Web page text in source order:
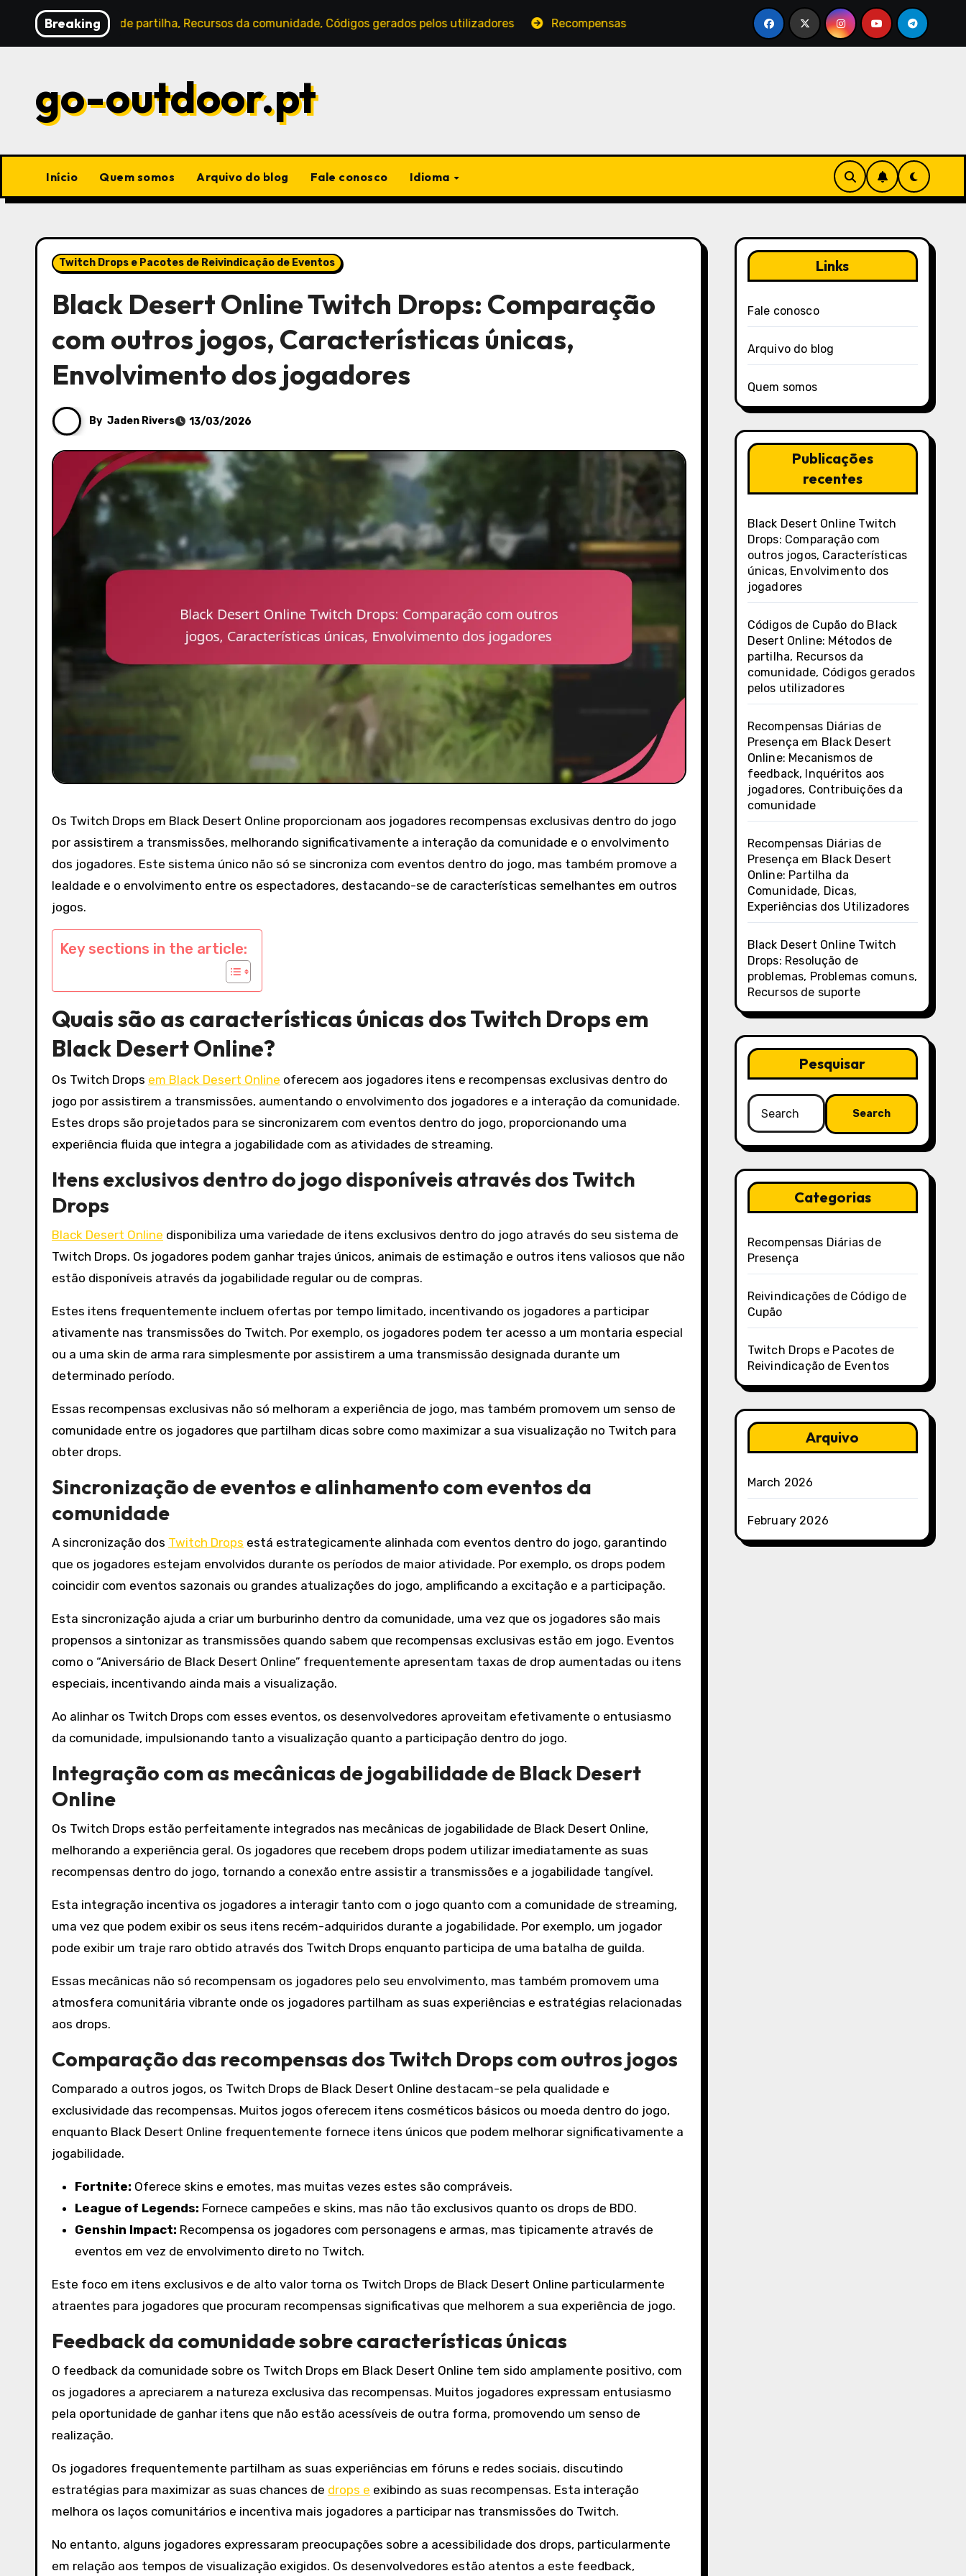
content
Breaking
de partilha, Recursos da comunidade, Códigos gerados pelos utilizadores Recompensas Diárias de Presença em Black Desert Online: Mecanismos de feedback,
go-outdoor.pt
Início Quem somos Arquivo do blog Fale conosco Idioma
Twitch Drops e Pacotes de Reivindicação de Eventos
Black Desert Online Twitch Drops: Comparação
com outros jogos, Características únicas,
Envolvimento dos jogadores
By Jaden Rivers 13/03/2026
Os Twitch Drops em Black Desert Online proporcionam aos jogadores recompensas exclusivas dentro do jogo
por assistirem a transmissões, melhorando significativamente a interação da comunidade e o envolvimento
dos jogadores. Este sistema único não só se sincroniza com eventos dentro do jogo, mas também promove a
lealdade e o envolvimento entre os espectadores, destacando-se de características semelhantes em outros
jogos.
Key sections in the article:
Quais são as características únicas dos Twitch Drops em
Black Desert Online?
Os Twitch Drops em Black Desert Online oferecem aos jogadores itens e recompensas exclusivas dentro do
jogo por assistirem a transmissões, aumentando o envolvimento dos jogadores e a interação da comunidade.
Estes drops são projetados para se sincronizarem com eventos dentro do jogo, proporcionando uma
experiência fluida que integra a jogabilidade com as atividades de streaming.
Itens exclusivos dentro do jogo disponíveis através dos Twitch
Drops
Black Desert Online disponibiliza uma variedade de itens exclusivos dentro do jogo através do seu sistema de
Twitch Drops. Os jogadores podem ganhar trajes únicos, animais de estimação e outros itens valiosos que não
estão disponíveis através da jogabilidade regular ou de compras.
Estes itens frequentemente incluem ofertas por tempo limitado, incentivando os jogadores a participar
ativamente nas transmissões do Twitch. Por exemplo, os jogadores podem ter acesso a um montaria especial
ou a uma skin de arma rara simplesmente por assistirem a uma transmissão designada durante um
determinado período.
Essas recompensas exclusivas não só melhoram a experiência de jogo, mas também promovem um senso de
comunidade entre os jogadores que partilham dicas sobre como maximizar a sua visualização no Twitch para
obter drops.
Sincronização de eventos e alinhamento com eventos da
comunidade
A sincronização dos Twitch Drops está estrategicamente alinhada com eventos dentro do jogo, garantindo
que os jogadores estejam envolvidos durante os períodos de maior atividade. Por exemplo, os drops podem
coincidir com eventos sazonais ou grandes atualizações do jogo, amplificando a excitação e a participação.
Esta sincronização ajuda a criar um burburinho dentro da comunidade, uma vez que os jogadores são mais
propensos a sintonizar as transmissões quando sabem que recompensas exclusivas estão em jogo. Eventos
como o “Aniversário de Black Desert Online” frequentemente apresentam taxas de drop aumentadas ou itens
especiais, incentivando ainda mais a visualização.
Ao alinhar os Twitch Drops com esses eventos, os desenvolvedores aproveitam efetivamente o entusiasmo
da comunidade, impulsionando tanto a visualização quanto a participação dentro do jogo.
Integração com as mecânicas de jogabilidade de Black Desert
Online
Os Twitch Drops estão perfeitamente integrados nas mecânicas de jogabilidade de Black Desert Online,
melhorando a experiência geral. Os jogadores que recebem drops podem utilizar imediatamente as suas
recompensas dentro do jogo, tornando a conexão entre assistir a transmissões e a jogabilidade tangível.
Esta integração incentiva os jogadores a interagir tanto com o jogo quanto com a comunidade de streaming,
uma vez que podem exibir os seus itens recém-adquiridos durante a jogabilidade. Por exemplo, um jogador
pode exibir um traje raro obtido através dos Twitch Drops enquanto participa de uma batalha de guilda.
Essas mecânicas não só recompensam os jogadores pelo seu envolvimento, mas também promovem uma
atmosfera comunitária vibrante onde os jogadores partilham as suas experiências e estratégias relacionadas
aos drops.
Comparação das recompensas dos Twitch Drops com outros jogos
Comparado a outros jogos, os Twitch Drops de Black Desert Online destacam-se pela qualidade e
exclusividade das recompensas. Muitos jogos oferecem itens cosméticos básicos ou moeda dentro do jogo,
enquanto Black Desert Online frequentemente fornece itens únicos que podem melhorar significativamente a
jogabilidade.
Fortnite: Oferece skins e emotes, mas muitas vezes estes são compráveis.
League of Legends: Fornece campeões e skins, mas não tão exclusivos quanto os drops de BDO.
Genshin Impact: Recompensa os jogadores com personagens e armas, mas tipicamente através de
eventos em vez de envolvimento direto no Twitch.
Este foco em itens exclusivos e de alto valor torna os Twitch Drops de Black Desert Online particularmente
atraentes para jogadores que procuram recompensas significativas que melhorem a sua experiência de jogo.
Feedback da comunidade sobre características únicas
O feedback da comunidade sobre os Twitch Drops em Black Desert Online tem sido amplamente positivo, com
os jogadores a apreciarem a natureza exclusiva das recompensas. Muitos jogadores expressam entusiasmo
pela oportunidade de ganhar itens que não estão acessíveis de outra forma, promovendo um senso de
realização.
Os jogadores frequentemente partilham as suas experiências em fóruns e redes sociais, discutindo
estratégias para maximizar as suas chances de drops e exibindo as suas recompensas. Esta interação
melhora os laços comunitários e incentiva mais jogadores a participar nas transmissões do Twitch.
No entanto, alguns jogadores expressaram preocupações sobre a acessibilidade dos drops, particularmente
em relação aos tempos de visualização exigidos. Os desenvolvedores estão atentos a este feedback,
Links
Fale conosco
Arquivo do blog
Quem somos
Publicações
recentes
Black Desert Online Twitch
Drops: Comparação com
outros jogos, Características
únicas, Envolvimento dos
jogadores
Códigos de Cupão do Black
Desert Online: Métodos de
partilha, Recursos da
comunidade, Códigos gerados
pelos utilizadores
Recompensas Diárias de
Presença em Black Desert
Online: Mecanismos de
feedback, Inquéritos aos
jogadores, Contribuições da
comunidade
Recompensas Diárias de
Presença em Black Desert
Online: Partilha da
Comunidade, Dicas,
Experiências dos Utilizadores
Black Desert Online Twitch
Drops: Resolução de
problemas, Problemas comuns,
Recursos de suporte
Pesquisar
Search
for:
Categorias
Recompensas Diárias de
Presença
Reivindicações de Código de
Cupão
Twitch Drops e Pacotes de
Reivindicação de Eventos
Arquivo
March 2026
February 2026